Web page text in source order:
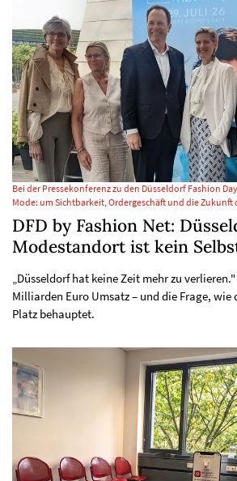
Bei der Pressekonferenz zu den Düsseldorf Fashion
Mode: um Sichtbarkeit, Ordergeschäft und die Zukunft
DFD by Fashion Net:
Modestandort ist kein
„Düsseldorf hat keine Zeit mehr zu
Milliarden Euro Umsatz – und die Frage, wie
Platz behauptet.